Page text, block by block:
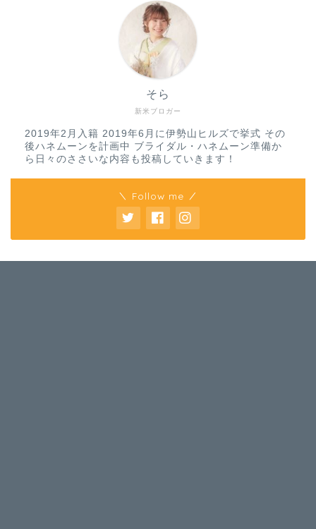
新米ブロガー
そら
2019年2月入籍 2019年6月に伊勢山ヒルズで挙式 その
後ハネムーンを計画中 ブライダル・ハネムーン準備か
ら日々のささいな内容も投稿していきます！
＼ Follow me ／